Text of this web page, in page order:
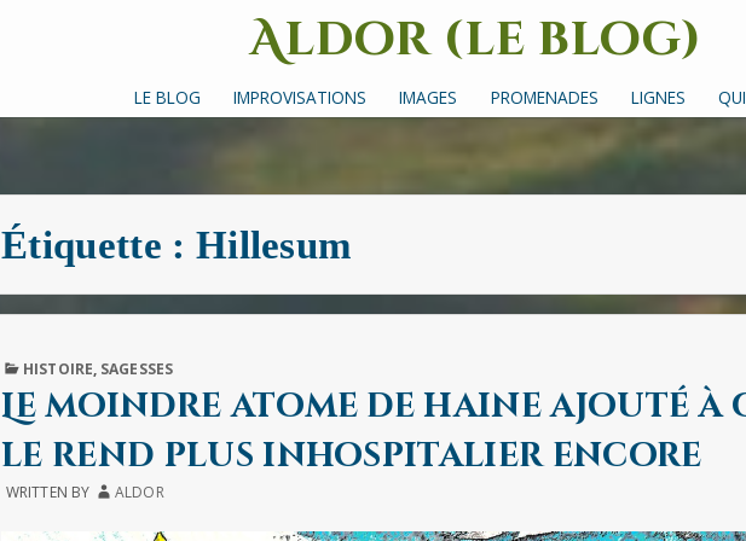
Aldor (le blog)
Un site avec des mots, des images et des sons
LE BLOG IMPROVISATIONS IMAGES PROMENADES LIGNES
Étiquette : Hillesum
PUBLISHED
HISTOIRE, SAGESSES
Le moindre atome de haine ajouté à
le rend plus inhospitalier encore
WRITTEN BY ALDOR